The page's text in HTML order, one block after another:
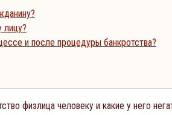
лицу?
и после процедуры банкротства?
физлица человеку и какие у него